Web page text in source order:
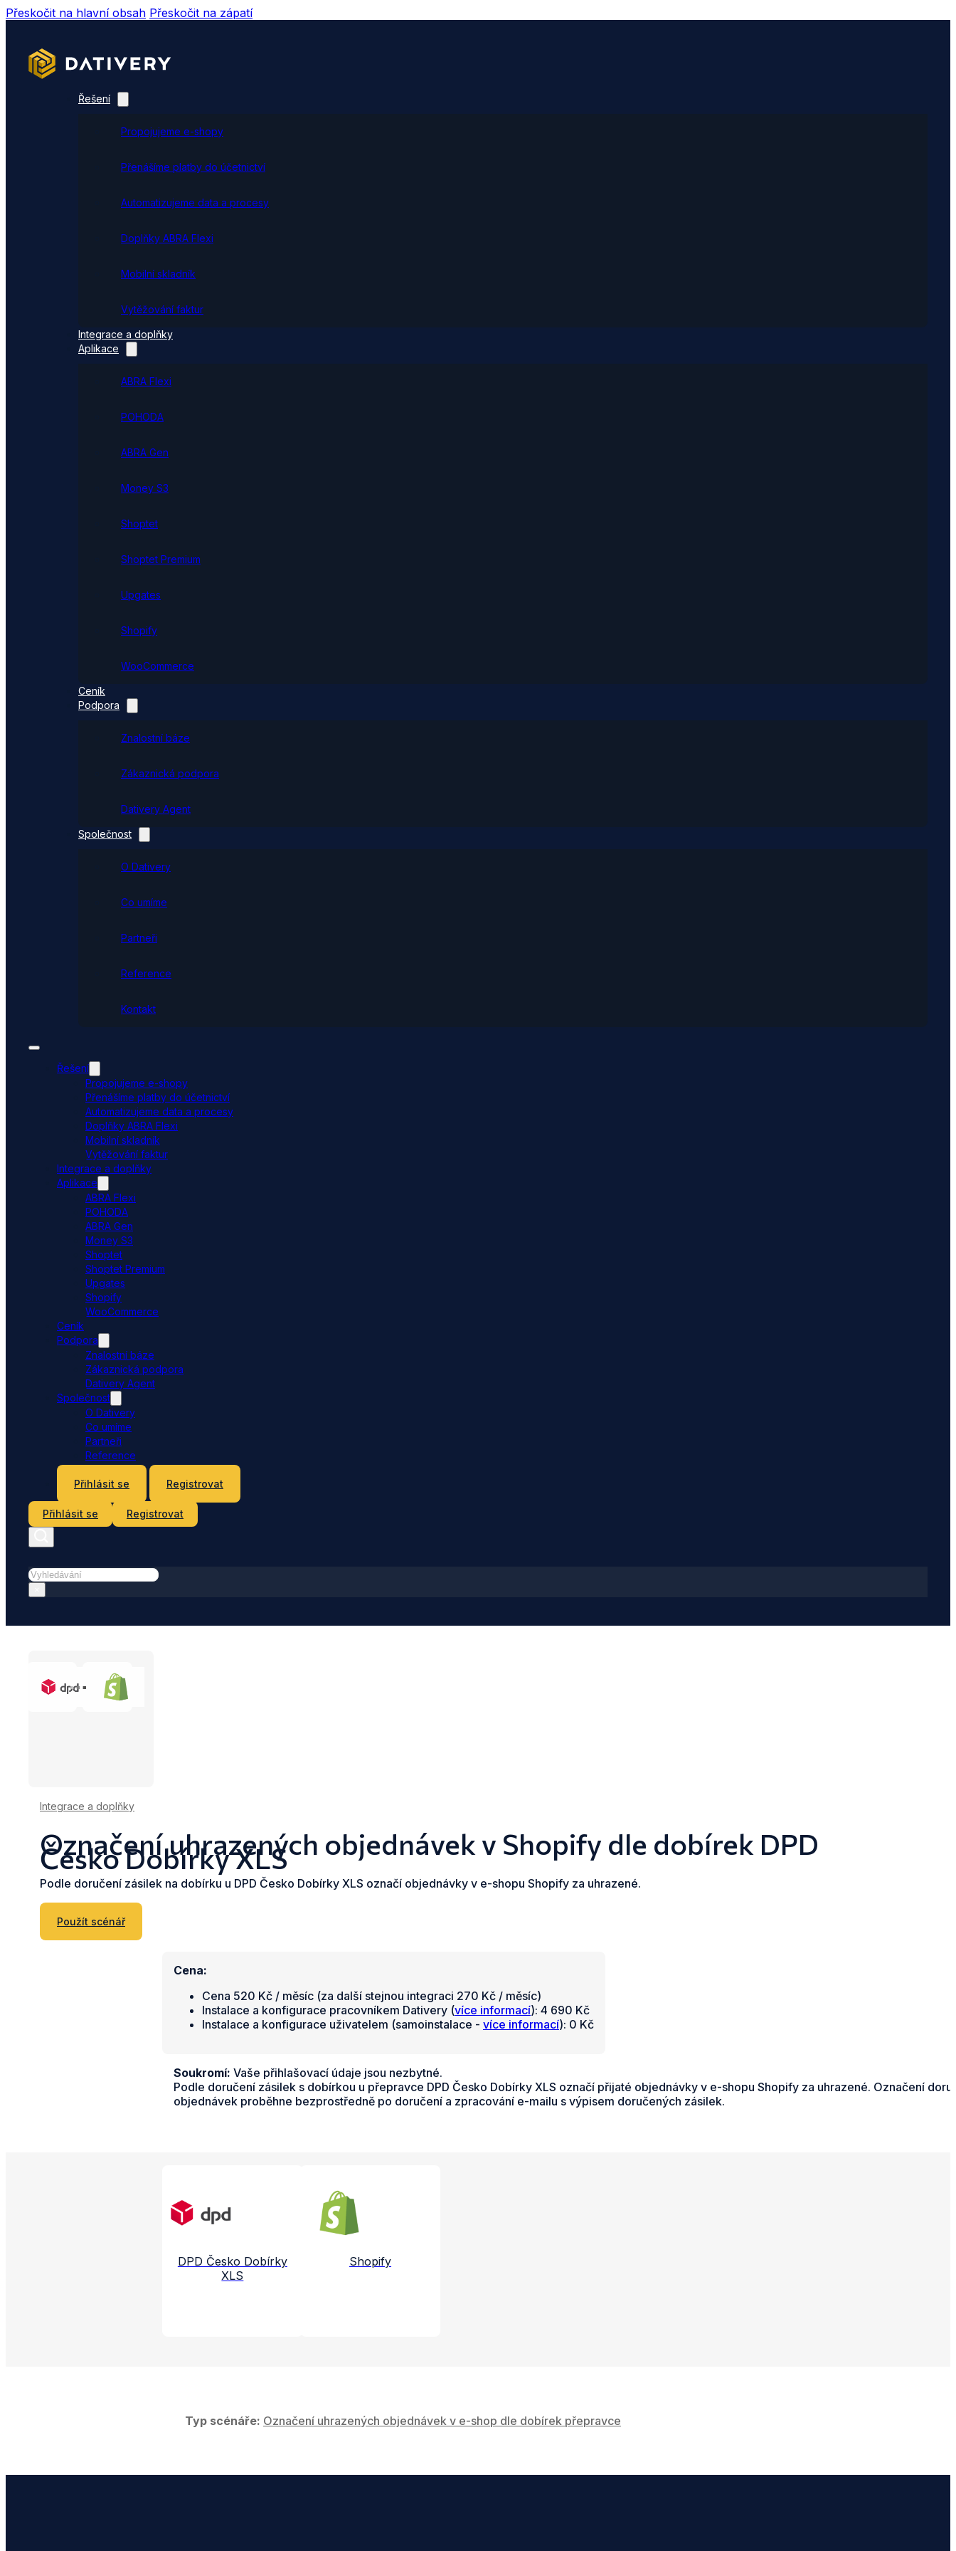
Přeskočit na hlavní obsah Přeskočit na zápatí
Řešení
Propojujeme e-shopy
Přenášíme platby do účetnictví
Automatizujeme data a procesy
Doplňky ABRA Flexi
Mobilní skladník
Vytěžování faktur
Integrace a doplňky
Aplikace
ABRA Flexi
POHODA
ABRA Gen
Money S3
Shoptet
Shoptet Premium
Upgates
Shopify
WooCommerce
Ceník
Podpora
Znalostní báze
Zákaznická podpora
Dativery Agent
Společnost
O Dativery
Co umíme
Partneři
Reference
Kontakt
Řešení
Propojujeme e-shopy
Přenášíme platby do účetnictví
Automatizujeme data a procesy
Doplňky ABRA Flexi
Mobilní skladník
Vytěžování faktur
Integrace a doplňky
Aplikace
ABRA Flexi
POHODA
ABRA Gen
Money S3
Shoptet
Shoptet Premium
Upgates
Shopify
WooCommerce
Ceník
Podpora
Znalostní báze
Zákaznická podpora
Dativery Agent
Společnost
O Dativery
Co umíme
Partneři
Reference
Přihlásit se
Registrovat
Přihlásit se Registrovat
Hledat
Integrace a doplňky
Označení uhrazených objednávek v Shopify dle dobírek DPD
Česko Dobírky XLS
Podle doručení zásilek na dobírku u DPD Česko Dobírky XLS označí objednávky v e-shopu Shopify za uhrazené.
Použít scénář
Cena:
Cena 520 Kč / měsíc (za další stejnou integraci 270 Kč / měsíc)
Instalace a konfigurace pracovníkem Dativery (více informací): 4 690 Kč
Instalace a konfigurace uživatelem (samoinstalace - více informací): 0 Kč
Soukromí: Vaše přihlašovací údaje jsou nezbytné.
Podle doručení zásilek s dobírkou u přepravce DPD Česko Dobírky XLS označí přijaté objednávky v e-shopu Shopify za uhrazené. Označení
objednávek proběhne bezprostředně po doručení a zpracování e-mailu s výpisem doručených zásilek.
DPD Česko Dobírky
XLS
Shopify
Typ scénáře: Označení uhrazených objednávek v e-shop dle dobírek přepravce